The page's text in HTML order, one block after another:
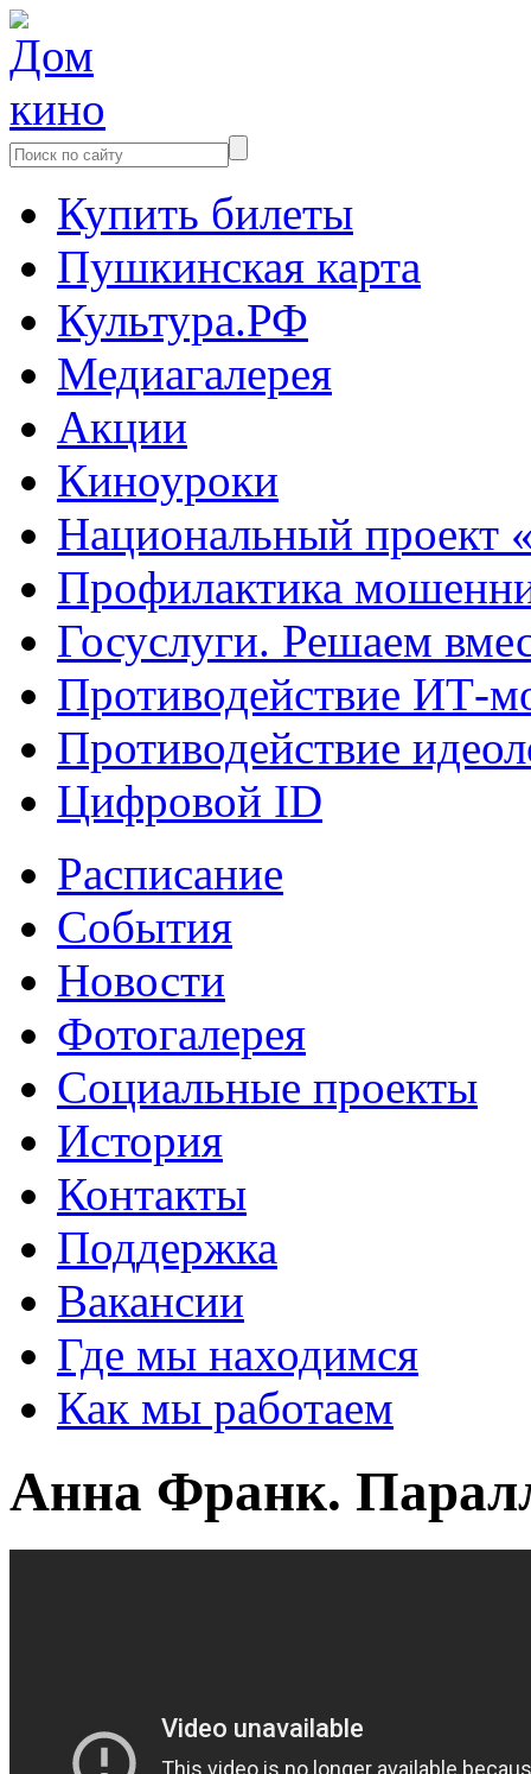
Купить билеты
Пушкинская карта
Культура.РФ
Медиагалерея
Акции
Киноуроки
Национальный проект
Профилактика
Госуслуги. Решаем
Противодействие ИТ-
Противодействие
Цифровой ID
Расписание
События
Новости
Фотогалерея
Социальные проекты
История
Контакты
Поддержка
Вакансии
Где мы находимся
Как мы работаем
Анна Франк.